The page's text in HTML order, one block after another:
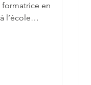
en
l’école